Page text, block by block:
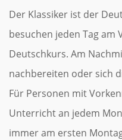
Der Klassiker ist der
besuchen jeden Tag
Deutschkurs. Am
nachbereiten oder sich
Für Personen mit
Unterricht an jedem
immer am ersten